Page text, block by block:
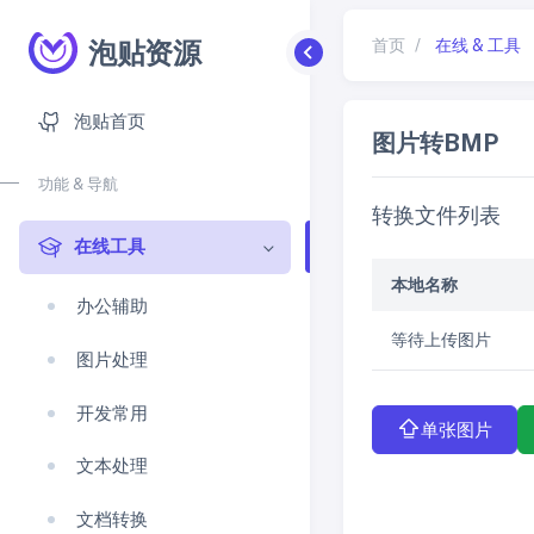
泡贴资源
泡贴首页
功能 & 导航
在线工具
办公辅助
图片处理
开发常用
文本处理
文档转换
首页 / 在线 & 工具
图片转BMP
转换文件列表
本地名称
等待上传图片
单张图片